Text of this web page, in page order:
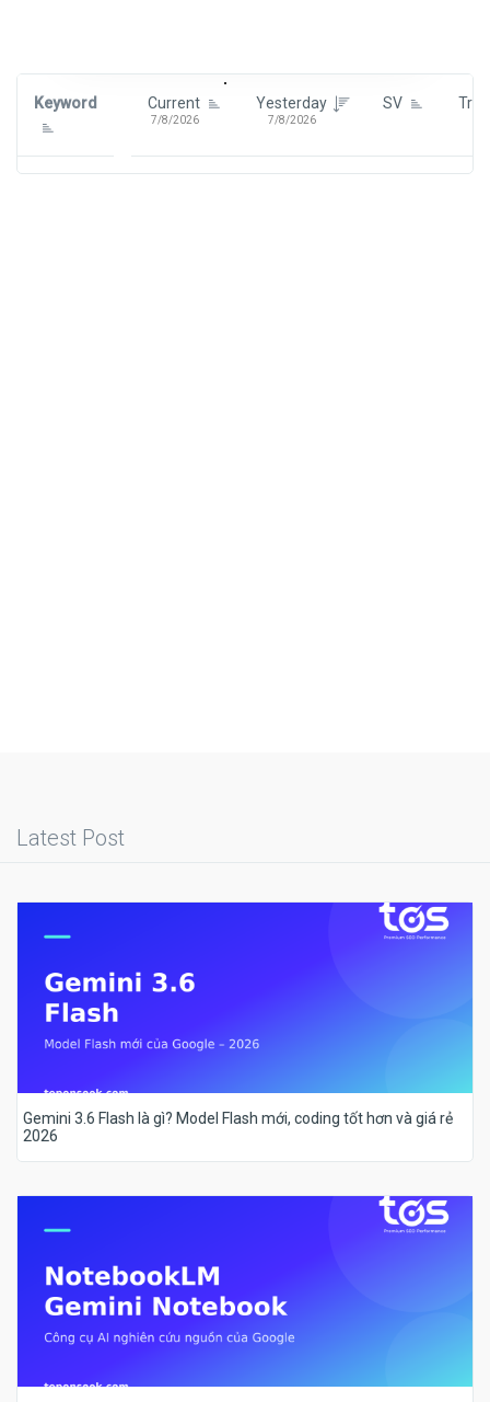
Keyword Current
7/8/2026
Yesterday
7/8/2026
SV
Latest Post
Gemini 3.6 Flash là gì? Model Flash mới, coding tốt hơn và giá rẻ
2026